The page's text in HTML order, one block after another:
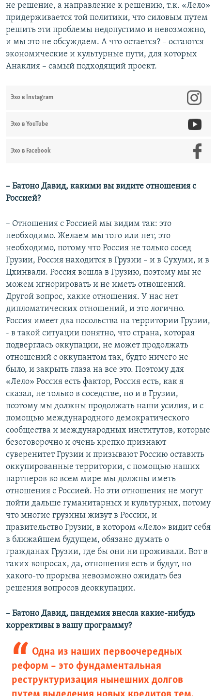
не решение, а направление к решению, т.к. «Лело»
придерживается той политики, что силовым путем
решить эти проблемы недопустимо и невозможно,
и мы это не обсуждаем. А что остается? – остаются
экономические и культурные пути, для которых
Анаклия – самый подходящий проект.
Эхо в Instagram
Эхо в YouTube
Эхо в Facebook
– Батоно Давид, какими вы видите отношения с
Россией?
– Отношения с Россией мы видим так: это
необходимо. Желаем мы того или нет, это
необходимо, потому что Россия не только сосед
Грузии, Россия находится в Грузии – и в Сухуми, и в
Цхинвали. Россия вошла в Грузию, поэтому мы не
можем игнорировать и не иметь отношений.
Другой вопрос, какие отношения. У нас нет
дипломатических отношений, и это логично.
Россия имеет два посольства на территории Грузии,
- в такой ситуации понятно, что страна, которая
подверглась оккупации, не может продолжать
отношений с оккупантом так, будто ничего не
было, и закрыть глаза на все это. Поэтому для
«Лело» Россия есть фактор, Россия есть, как я
сказал, не только в соседстве, но и в Грузии,
поэтому мы должны продолжать наши усилия, и с
помощью международного демократического
сообщества и международных институтов, которые
безоговорочно и очень крепко признают
суверенитет Грузии и призывают Россию оставить
оккупированные территории, с помощью наших
партнеров во всем мире мы должны иметь
отношения с Россией. Но эти отношения не могут
пойти дальше гуманитарных и культурных, потому
что многие грузины живут в России, и
правительство Грузии, в котором «Лело» видит себя
в ближайшем будущем, обязано думать о
гражданах Грузии, где бы они ни проживали. Вот в
таких вопросах, да, отношения есть и будут, но
какого-то прорыва невозможно ожидать без
решения вопросов деоккупации.
– Батоно Давид, пандемия внесла какие-нибудь
коррективы в вашу программу?
Одна из наших первоочередных
реформ – это фундаментальная
реструктуризация нынешних долгов